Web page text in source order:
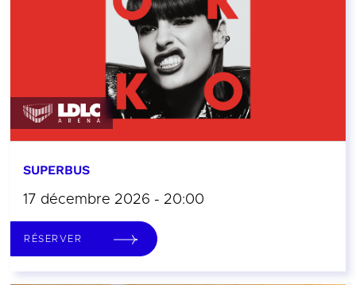
SUPERBUS
17 décembre 2026 - 20:00
RÉSERVER